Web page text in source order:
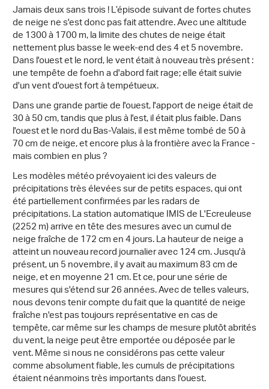
Jamais deux sans trois ! L’épisode suivant de fortes chutes
de neige ne s'est donc pas fait attendre. Avec une altitude
de 1300 à 1700 m, la limite des chutes de neige était
nettement plus basse le week-end des 4 et 5 novembre.
Dans l'ouest et le nord, le vent était à nouveau très présent :
une tempête de foehn a d'abord fait rage; elle était suivie
d'un vent d'ouest fort à tempétueux.
Dans une grande partie de l'ouest, l'apport de neige était de
30 à 50 cm, tandis que plus à l'est, il était plus faible. Dans
l'ouest et le nord du Bas-Valais, il est même tombé de 50 à
70 cm de neige, et encore plus à la frontière avec la France -
mais combien en plus ?
Les modèles météo prévoyaient ici des valeurs de
précipitations très élevées sur de petits espaces, qui ont
été partiellement confirmées par les radars de
précipitations. La station automatique IMIS de L'Ecreuleuse
(2252 m) arrive en tête des mesures avec un cumul de
neige fraîche de 172 cm en 4 jours. La hauteur de neige a
atteint un nouveau record journalier avec 124 cm. Jusqu'à
présent, un 5 novembre, il y avait au maximum 83 cm de
neige, et en moyenne 21 cm. Et ce, pour une série de
mesures qui s'étend sur 26 années. Avec de telles valeurs,
nous devons tenir compte du fait que la quantité de neige
fraîche n'est pas toujours représentative en cas de
tempête, car même sur les champs de mesure plutôt abrités
du vent, la neige peut être emportée ou déposée par le
vent. Même si nous ne considérons pas cette valeur
comme absolument fiable, les cumuls de précipitations
étaient néanmoins très importants dans l'ouest.